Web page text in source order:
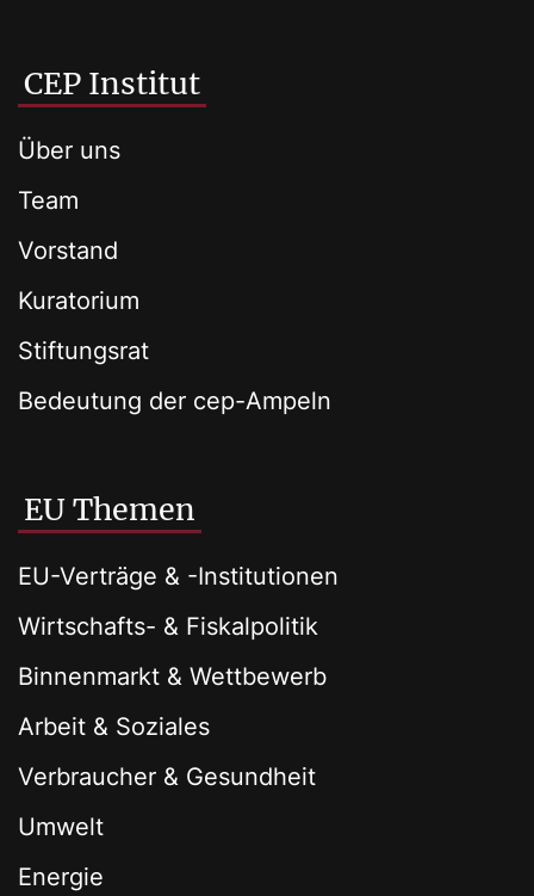
CEP Institut
Über uns
Team
Vorstand
Kuratorium
Stiftungsrat
Bedeutung der cep-Ampeln
EU Themen
EU-Verträge & -Institutionen
Wirtschafts- & Fiskalpolitik
Binnenmarkt & Wettbewerb
Arbeit & Soziales
Verbraucher & Gesundheit
Umwelt
Energie